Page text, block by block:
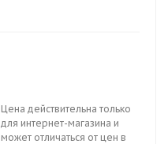
Цена действительна только
для интернет-магазина и
может отличаться от цен в